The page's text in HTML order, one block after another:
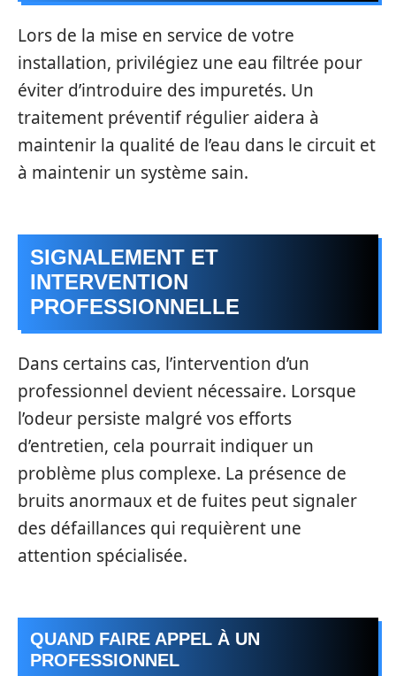
Lors de la mise en service de votre
installation, privilégiez une eau filtrée pour
éviter d’introduire des impuretés. Un
traitement préventif régulier aidera à
maintenir la qualité de l’eau dans le circuit et
à maintenir un système sain.
SIGNALEMENT ET
INTERVENTION
PROFESSIONNELLE
Dans certains cas, l’intervention d’un
professionnel devient nécessaire. Lorsque
l’odeur persiste malgré vos efforts
d’entretien, cela pourrait indiquer un
problème plus complexe. La présence de
bruits anormaux et de fuites peut signaler
des défaillances qui requièrent une
attention spécialisée.
QUAND FAIRE APPEL À UN
PROFESSIONNEL